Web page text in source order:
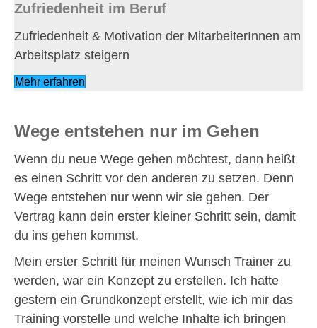
Zufriedenheit im Beruf
Zufriedenheit & Motivation der MitarbeiterInnen am
Arbeitsplatz steigern
Mehr erfahren
Wege entstehen nur im Gehen
Wenn du neue Wege gehen möchtest, dann heißt
es einen Schritt vor den anderen zu setzen. Denn
Wege entstehen nur wenn wir sie gehen. Der
Vertrag kann dein erster kleiner Schritt sein, damit
du ins gehen kommst.
Mein erster Schritt für meinen Wunsch Trainer zu
werden, war ein Konzept zu erstellen. Ich hatte
gestern ein Grundkonzept erstellt, wie ich mir das
Training vorstelle und welche Inhalte ich bringen